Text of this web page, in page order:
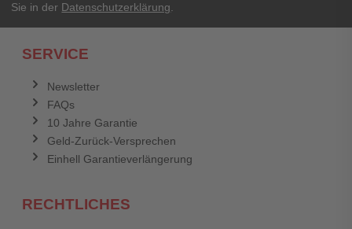
Sie in der Datenschutzerklärung
SERVICE
Newsletter
FAQs
10 Jahre Garantie
Geld-Zurück-Versprechen
Einhell Garantieverlängerung
RECHTLICHES